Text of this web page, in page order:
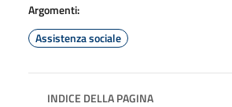
Argomenti:
Assistenza sociale
INDICE DELLA PAGINA